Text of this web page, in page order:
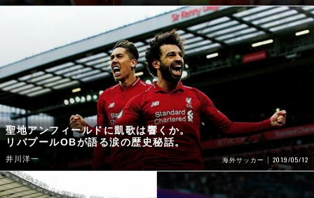
聖地アンフィールドに凱歌は響くか。
リバプールOBが語る涙の歴史秘話。
井川洋一 海外サッカー 2019/05/12